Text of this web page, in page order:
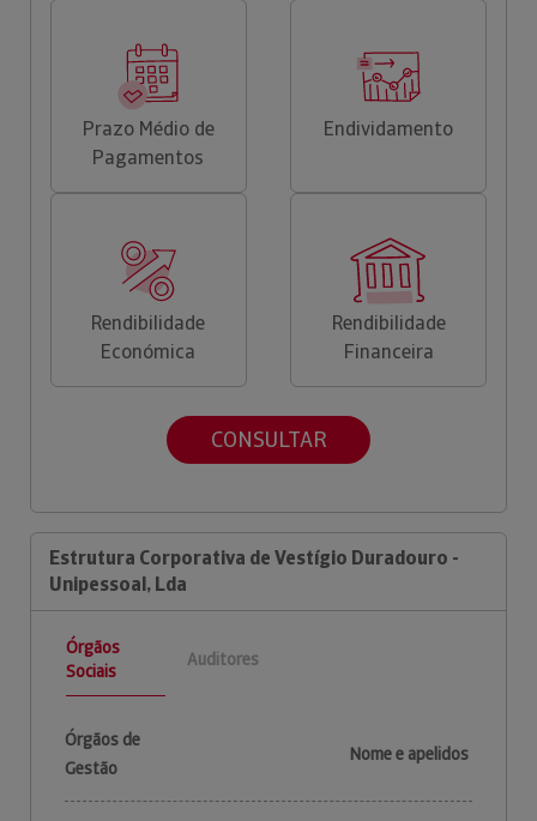
Prazo Médio de
Pagamentos
Endividamento
Rendibilidade
Económica
Rendibilidade
Financeira
CONSULTAR
Estrutura Corporativa de Vestígio Duradouro -
Unipessoal, Lda
Órgãos
Sociais
Auditores
Órgãos de
Gestão
Nome e apelidos